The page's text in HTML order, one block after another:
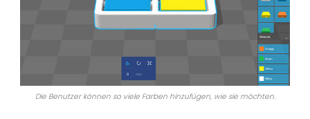
Die Benutzer können so viele Farben hinzufügen, wie sie möchten.